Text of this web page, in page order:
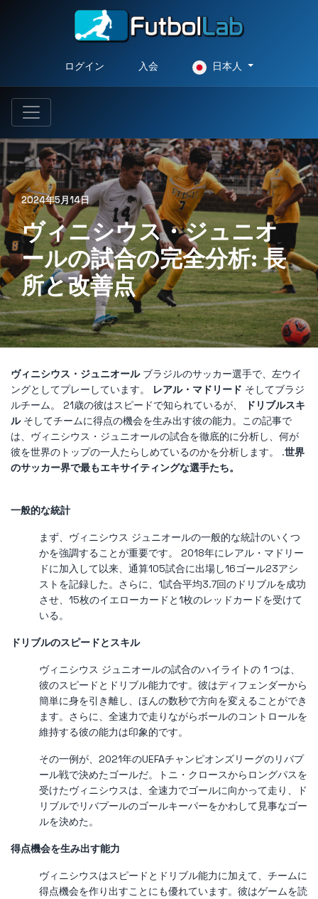
ログイン 入会 日本人
2024年5月14日
ヴィニシウス・ジュニオ
ールの試合の完全分析: 長
所と改善点
ヴィニシウス・ジュニオール ブラジルのサッカー選手で、左ウイ
ングとしてプレーしています。
レアル・マドリード そしてブラジ
ルチーム。 21歳の彼はスピードで知られているが、
ドリブルスキ
ルそしてチームに得点の機会を生み出す彼の能力。この記事で
は、ヴィニシウス・ジュニオールの試合を徹底的に分析し、何が
彼を世界のトップの一人たらしめているのかを分析します。 .世界
のサッカー界で最もエキサイティングな選手たち。
一般的な統計
まず、ヴィニシウス ジュニオールの一般的な統計のいくつ
かを強調することが重要です。 2018年にレアル・マドリー
ドに加入して以来、通算105試合に出場し16ゴール23アシ
ストを記録した。さらに、1試合平均3.7回のドリブルを成功
させ、15枚のイエローカードと1枚のレッドカードを受けて
いる。
ドリブルのスピードとスキル
ヴィニシウス ジュニオールの試合のハイライトの 1 つは、
彼のスピードとドリブル能力です。彼はディフェンダーから
簡単に身を引き離し、ほんの数秒で方向を変えることができ
ます。さらに、全速力で走りながらボールのコントロールを
維持する彼の能力は印象的です。
その一例が、2021年のUEFAチャンピオンズリーグのリバプ
ール戦で決めたゴールだ。トニ・クロースからロングパスを
受けたヴィニシウスは、全速力でゴールに向かって走り、ド
リブルでリバプールのゴールキーパーをかわして見事なゴー
ルを決めた。
得点機会を生み出す能力
ヴィニシウスはスピードとドリブル能力に加えて、チームに
得点機会を作り出すことにも優れています。彼はゲームを読